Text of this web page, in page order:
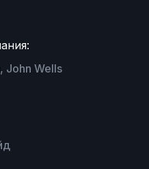
John Wells